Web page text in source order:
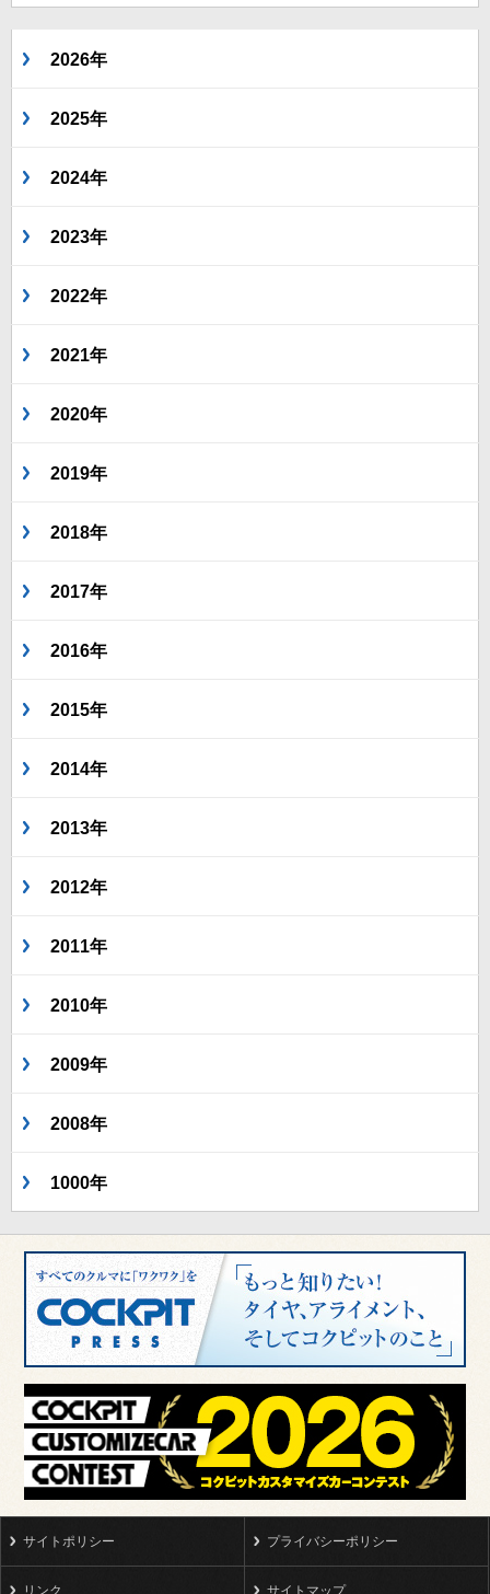
2026年
2025年
2024年
2023年
2022年
2021年
2020年
2019年
2018年
2017年
2016年
2015年
2014年
2013年
2012年
2011年
2010年
2009年
2008年
1000年
サイトポリシー プライバシーポリシー
リンク サイトマップ